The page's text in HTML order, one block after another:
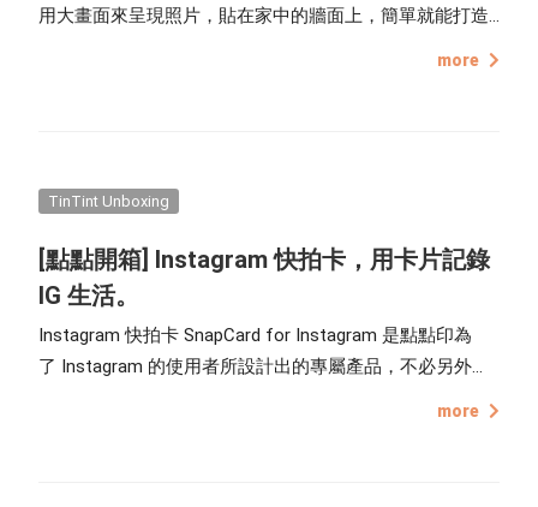
用大畫面來呈現照片，貼在家中的牆面上，簡單就能打造
more
TinTint Unboxing
[點點開箱] Instagram 快拍卡，用卡片記錄
IG 生活。
Instagram 快拍卡 SnapCard for Instagram 是點點印為
了 Instagram 的使用者所設計出的專屬產品，不必另外準
more